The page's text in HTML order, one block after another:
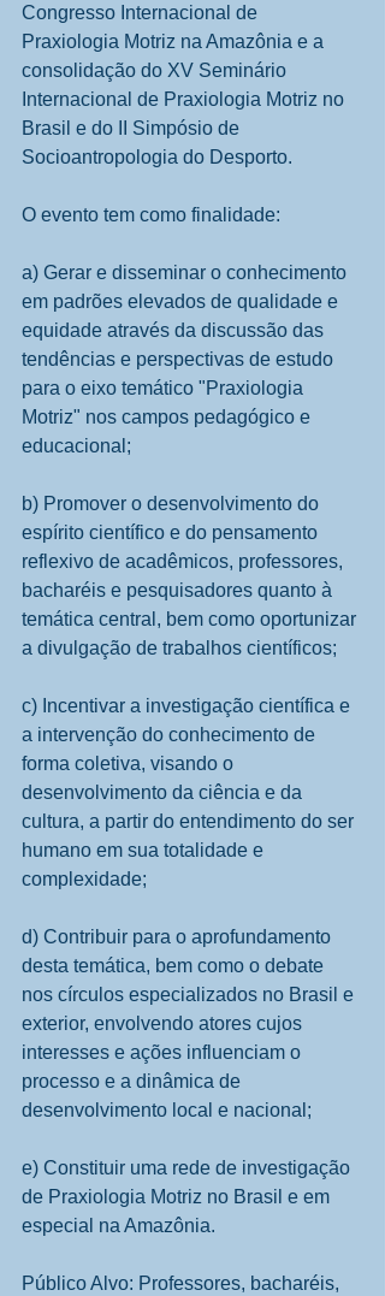
Congresso Internacional de
Praxiologia Motriz na Amazônia e a
consolidação do XV Seminário
Internacional de Praxiologia Motriz no
Brasil e do II Simpósio de
Socioantropologia do Desporto.
O evento tem como finalidade:
a) Gerar e disseminar o conhecimento
em padrões elevados de qualidade e
equidade através da discussão das
tendências e perspectivas de estudo
para o eixo temático "Praxiologia
Motriz" nos campos pedagógico e
educacional;
b) Promover o desenvolvimento do
espírito científico e do pensamento
reflexivo de acadêmicos, professores,
bacharéis e pesquisadores quanto à
temática central, bem como oportunizar
a divulgação de trabalhos científicos;
c) Incentivar a investigação científica e
a intervenção do conhecimento de
forma coletiva, visando o
desenvolvimento da ciência e da
cultura, a partir do entendimento do ser
humano em sua totalidade e
complexidade;
d) Contribuir para o aprofundamento
desta temática, bem como o debate
nos círculos especializados no Brasil e
exterior, envolvendo atores cujos
interesses e ações influenciam o
processo e a dinâmica de
desenvolvimento local e nacional;
e) Constituir uma rede de investigação
de Praxiologia Motriz no Brasil e em
especial na Amazônia.
Público Alvo: Professores, bacharéis,